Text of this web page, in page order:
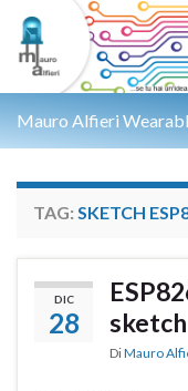
Mauro Alfieri
TAG: SKETCH
DIC
28
sketch
DiMauro